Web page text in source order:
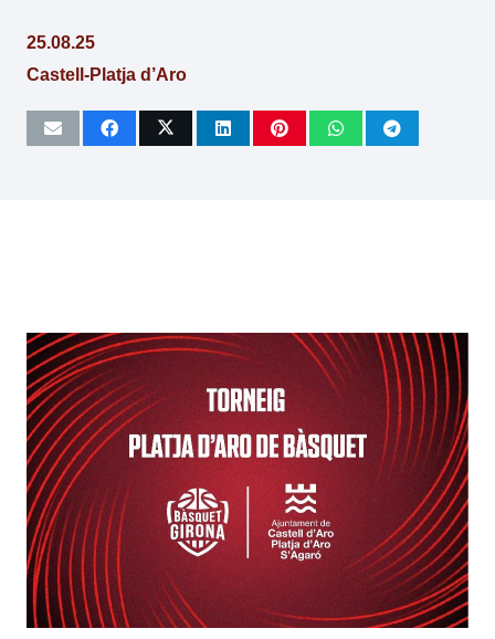
25.08.25
Castell-Platja d’Aro